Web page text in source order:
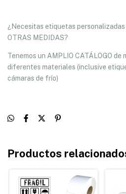
¿Necesitas etiquetas
OTRAS MEDIDAS?
Tenemos un AMPLIO CATÁLOGO de
diferentes materiales (inclusive
cámaras de frío)
Productos